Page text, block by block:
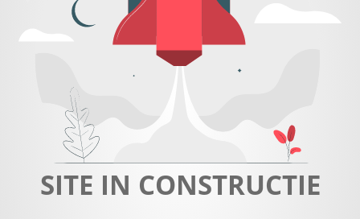
SITE IN CONSTRUCTIE